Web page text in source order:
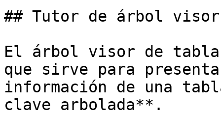
## Tutor de árbol
El árbol visor de
que sirve para
información de una
clave arbolada**.